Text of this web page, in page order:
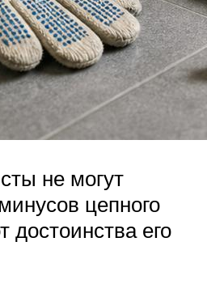
не могут
цепного
достоинства его